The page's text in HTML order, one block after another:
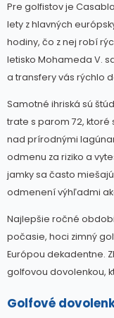
Pre golfistov je
lety z hlavných
hodiny, čo z nej robí
letisko Mohameda V.
a transfery vás rýchlo
Samotné ihriská sú
trate s parom 72, ktoré
nad prírodnými
odmenu za riziko a
jamky sa často
odmenení výhľadmi
Najlepšie ročné
počasie, hoci zimný
Európou dekadentne.
golfovou dovolenkou,
Golfové